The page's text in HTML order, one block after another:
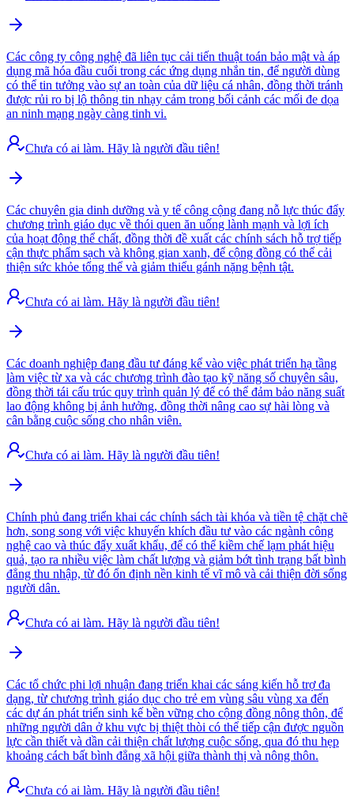
Các công ty công nghệ đã liên tục cải tiến thuật toán bảo mật và áp
dụng mã hóa đầu cuối trong các ứng dụng nhắn tin, để người dùng
có thể tin tưởng vào sự an toàn của dữ liệu cá nhân, đồng thời tránh
được rủi ro bị lộ thông tin nhạy cảm trong bối cảnh các mối đe dọa
an ninh mạng ngày càng tinh vi.
Chưa có ai làm. Hãy là người đầu tiên!
Các chuyên gia dinh dưỡng và y tế công cộng đang nỗ lực thúc đẩy
chương trình giáo dục về thói quen ăn uống lành mạnh và lợi ích
của hoạt động thể chất, đồng thời đề xuất các chính sách hỗ trợ tiếp
cận thực phẩm sạch và không gian xanh, để cộng đồng có thể cải
thiện sức khỏe tổng thể và giảm thiểu gánh nặng bệnh tật.
Chưa có ai làm. Hãy là người đầu tiên!
Các doanh nghiệp đang đầu tư đáng kể vào việc phát triển hạ tầng
làm việc từ xa và các chương trình đào tạo kỹ năng số chuyên sâu,
đồng thời tái cấu trúc quy trình quản lý để có thể đảm bảo năng suất
lao động không bị ảnh hưởng, đồng thời nâng cao sự hài lòng và
cân bằng cuộc sống cho nhân viên.
Chưa có ai làm. Hãy là người đầu tiên!
Chính phủ đang triển khai các chính sách tài khóa và tiền tệ chặt chẽ
hơn, song song với việc khuyến khích đầu tư vào các ngành công
nghệ cao và thúc đẩy xuất khẩu, để có thể kiềm chế lạm phát hiệu
quả, tạo ra nhiều việc làm chất lượng và giảm bớt tình trạng bất bình
đẳng thu nhập, từ đó ổn định nền kinh tế vĩ mô và cải thiện đời sống
người dân.
Chưa có ai làm. Hãy là người đầu tiên!
Các tổ chức phi lợi nhuận đang triển khai các sáng kiến hỗ trợ đa
dạng, từ chương trình giáo dục cho trẻ em vùng sâu vùng xa đến
các dự án phát triển sinh kế bền vững cho cộng đồng nông thôn, để
những người dân ở khu vực bị thiệt thòi có thể tiếp cận được nguồn
lực cần thiết và dần cải thiện chất lượng cuộc sống, qua đó thu hẹp
khoảng cách bất bình đẳng xã hội giữa thành thị và nông thôn.
Chưa có ai làm. Hãy là người đầu tiên!